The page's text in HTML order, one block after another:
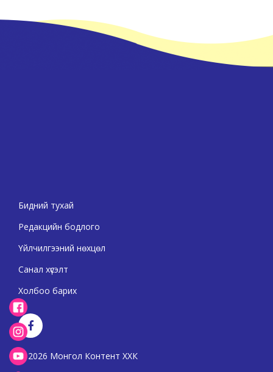
Бидний тухай
Редакцийн бодлого
Үйлчилгээний нөхцөл
Санал хүсэлт
Холбоо барих
2026 Монгол Контент ХХК